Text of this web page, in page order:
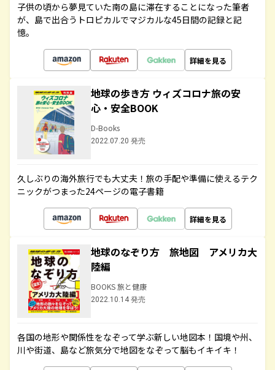
子供の頃から夢見ていた南の島に滞在することになった筆者
が、島で出合うトロピカルでマジカルな45日間の記録と記
憶。
詳細を見る
地球の歩き方 ウィズコロナ旅の安
心・安全BOOK
D-Books
2022.07.20 発売
久しぶりの海外旅行でも大丈夫！旅の手配や準備に使えるテク
ニックがつまった24ページの電子書籍
詳細を見る
地球のなぞり方 旅地図 アメリカ大
陸編
BOOKS 旅と健康
2022.10.14 発売
各国の地形や関係性をなぞって学ぶ新しい地図本！国境や州、
川や街道、島など旅気分で地図をなぞって脳もイキイキ！